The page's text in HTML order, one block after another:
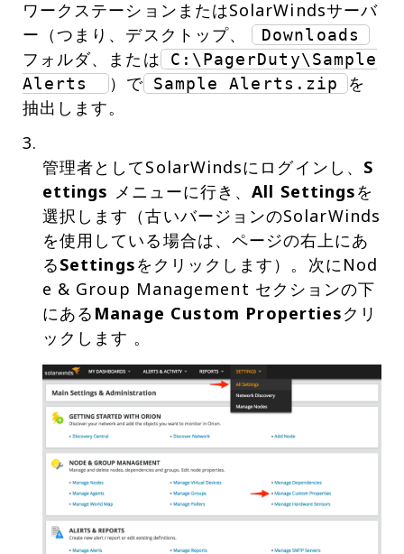
ワークステーションまたはSolarWindsサーバ
ー（つまり、デスクトップ、 Downloads
フォルダ、または
C:\PagerDuty\Sample
Alerts
）で Sample Alerts.zip
を
抽出します。
管理者としてSolarWindsにログインし、 S
ettings メニューに行き、All Settingsを
選択します（古いバージョンのSolarWinds
を使用している場合は、ページの右上にあ
るSettingsをクリックします）。次にNod
e & Group Management セクションの下
にある Manage Custom Propertiesクリ